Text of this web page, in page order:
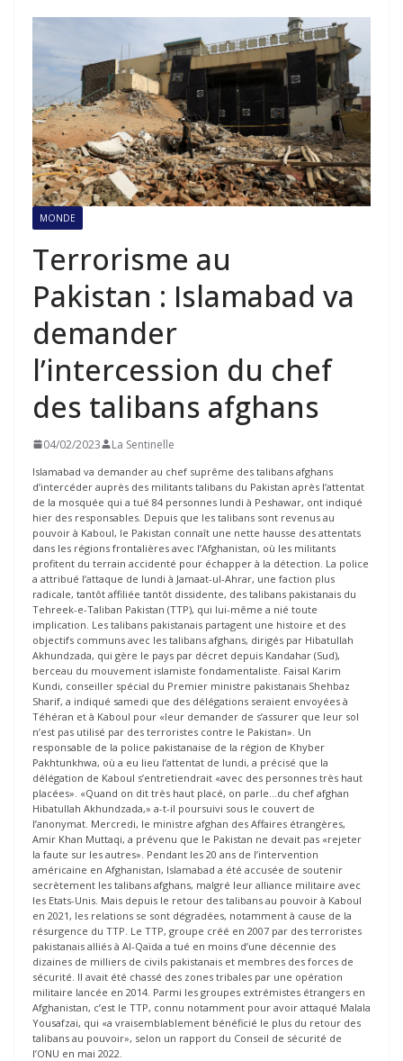
MONDE
Terrorisme au
Pakistan : Islamabad va
demander
l’intercession du chef
des talibans afghans
04/02/2023 La Sentinelle
Islamabad va demander au chef suprême des talibans afghans
d’intercéder auprès des militants talibans du Pakistan après l’attentat
de la mosquée qui a tué 84 personnes lundi à Peshawar, ont indiqué
hier des responsables. Depuis que les talibans sont revenus au
pouvoir à Kaboul, le Pakistan connaît une nette hausse des attentats
dans les régions frontalières avec l’Afghanistan, où les militants
profitent du terrain accidenté pour échapper à la détection. La police
a attribué l’attaque de lundi à Jamaat-ul-Ahrar, une faction plus
radicale, tantôt affiliée tantôt dissidente, des talibans pakistanais du
Tehreek-e-Taliban Pakistan (TTP), qui lui-même a nié toute
implication. Les talibans pakistanais partagent une histoire et des
objectifs communs avec les talibans afghans, dirigés par Hibatullah
Akhundzada, qui gère le pays par décret depuis Kandahar (Sud),
berceau du mouvement islamiste fondamentaliste. Faisal Karim
Kundi, conseiller spécial du Premier ministre pakistanais Shehbaz
Sharif, a indiqué samedi que des délégations seraient envoyées à
Téhéran et à Kaboul pour «leur demander de s’assurer que leur sol
n’est pas utilisé par des terroristes contre le Pakistan». Un
responsable de la police pakistanaise de la région de Khyber
Pakhtunkhwa, où a eu lieu l’attentat de lundi, a précisé que la
délégation de Kaboul s’entretiendrait «avec des personnes très haut
placées». «Quand on dit très haut placé, on parle…du chef afghan
Hibatullah Akhundzada,» a-t-il poursuivi sous le couvert de
l’anonymat. Mercredi, le ministre afghan des Affaires étrangères,
Amir Khan Muttaqi, a prévenu que le Pakistan ne devait pas «rejeter
la faute sur les autres». Pendant les 20 ans de l’intervention
américaine en Afghanistan, Islamabad a été accusée de soutenir
secrètement les talibans afghans, malgré leur alliance militaire avec
les Etats-Unis. Mais depuis le retour des talibans au pouvoir à Kaboul
en 2021, les relations se sont dégradées, notamment à cause de la
résurgence du TTP. Le TTP, groupe créé en 2007 par des terroristes
pakistanais alliés à Al-Qaïda a tué en moins d’une décennie des
dizaines de milliers de civils pakistanais et membres des forces de
sécurité. Il avait été chassé des zones tribales par une opération
militaire lancée en 2014. Parmi les groupes extrémistes étrangers en
Afghanistan, c’est le TTP, connu notamment pour avoir attaqué Malala
Yousafzai, qui «a vraisemblablement bénéficié le plus du retour des
talibans au pouvoir», selon un rapport du Conseil de sécurité de
l’ONU en mai 2022.